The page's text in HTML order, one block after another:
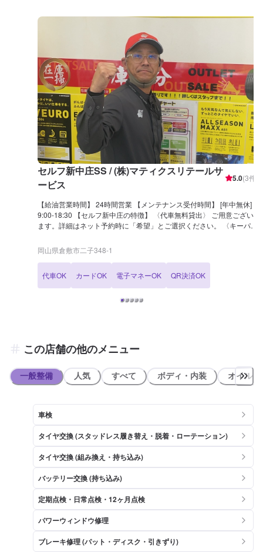
セルフ新中庄SS / (株)マティクスリテールサ
ービス
5.0(3件)
【給油営業時間】 24時間営業 【メンテナンス受付時間】 [年中無休]
9:00-18:30 【セルフ新中庄の特徴】 〈代車無料貸出〉 ご用意ござい
ます。詳細はネット予約時に「希望」とご選択ください。 〈キーパー
上げます。 〈レンタカー〉 当店ではレンタカーも取り扱っておりま
す。詳しくはお問合せください。 【国家資格保持者が在籍】 2級整備
い。日常で気になるトラブルもご相談下さい。 【セルフ新中庄は認証
資格を持っております】 セルフ新中庄SSは分解認証（部分）を取得
しております。 →より多くの整備が可能です。ぜひこちらのページか
岡山県倉敷市二子348-1
代車OK カードOK 電子マネーOK QR決済OK
この店舗の他のメニュー
一般整備 人気 すべて ボディ・内装 オイル類
車検
タイヤ交換 (スタッドレス履き替え・脱着・ローテーション)
タイヤ交換 (組み換え・持ち込み)
バッテリー交換 (持ち込み)
定期点検・日常点検・12ヶ月点検
パワーウィンドウ修理
ブレーキ修理 (パット・ディスク・引きずり)